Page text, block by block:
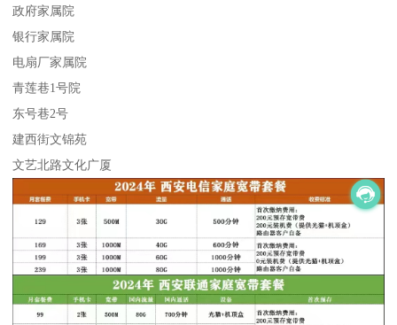
政府家属院
银行家属院
电扇厂家属院
青莲巷1号院
东号巷2号
建西街文锦苑
文艺北路文化广厦